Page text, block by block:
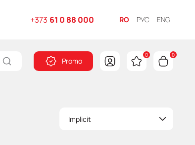
+373 61 0 88 000 RO РУС ENG
Promo
0 0
Implicit